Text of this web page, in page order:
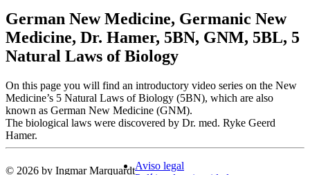
German New Medicine, Germanic New
Medicine, Dr. Hamer, 5BN, GNM, 5BL, 5
Natural Laws of Biology
On this page you will find an introductory video series on the New
Medicine’s 5 Natural Laws of Biology (5BN), which are also
known as German New Medicine (GNM).
The biological laws were discovered by Dr. med. Ryke Geerd
Hamer.
© 2026 by Ingmar MarquardtAviso legal